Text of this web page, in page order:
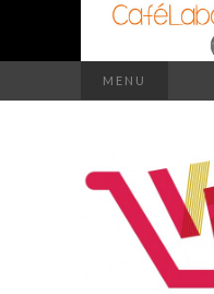
MENU